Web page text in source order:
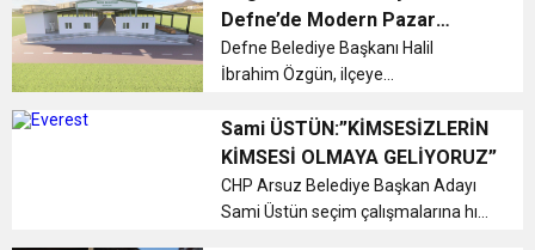
ve Onur Nişanesidir
CUMHURİYET BAYRAMI MESAJI
17:36 KURUMLAR VERGİSİ ERTELENDİ
1:00 İTSO İŞ-KUR SGK TOPLANTI
CEYLANDERE’DE BAŞKAN EMRAH
çarptıktan sonra konteyner iş yerine
gir...
Defne’de Modern Pazar
Yükseliyor
Defne Belediye Başkanı Halil
İbrahim Özgün, ilçeye
projesinin temelini attı. Çok amaçlı
yapısıyla hem pazarcı esnafına
daha düzenli bir çalışma alanı
sunacak hem de D...
Sami ÜSTÜN:”KİMSESİZLERİN
KİMSESİ OLMAYA GELİYORUZ”
CHP Arsuz Belediye Başkan Adayı
Sami Üstün seçim çalışmalarına hız